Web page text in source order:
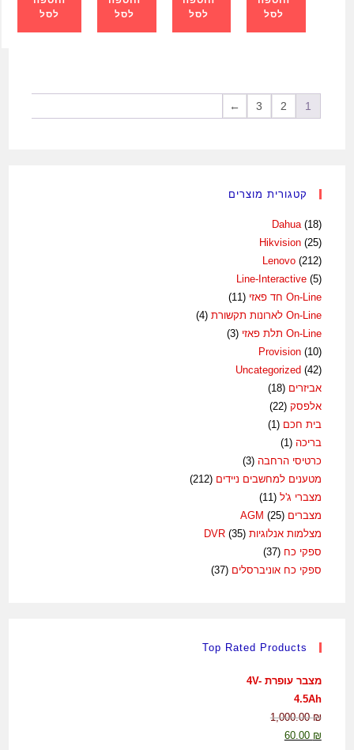
לסל
לסל
לסל
לסל
1
2
3
←
קטגורית מוצרים
Dahua (18)
Hikvision (25)
Lenovo (212)
Line-Interactive (5)
On-Line חד פאזי
(11)
On-Line לארונות תקשורת
(4)
On-Line תלת פאזי
(3)
Provision (10)
Uncategorized (42)
אביזרים (18)
אלפסק (22)
בית חכם (1)
בריכה (1)
כרטיסי הרחבה (3)
מטענים למחשבים ניידים (212)
מצברי ג'ל (11)
מצברים AGM(25)
מצלמות אנלוגיות DVR(35)
ספקי כח (37)
ספקי כח אוניברסלים (37)
Top Rated Products
מצבר עופרת 4V-
4.5Ah
1,000.00₪
60.00 ₪